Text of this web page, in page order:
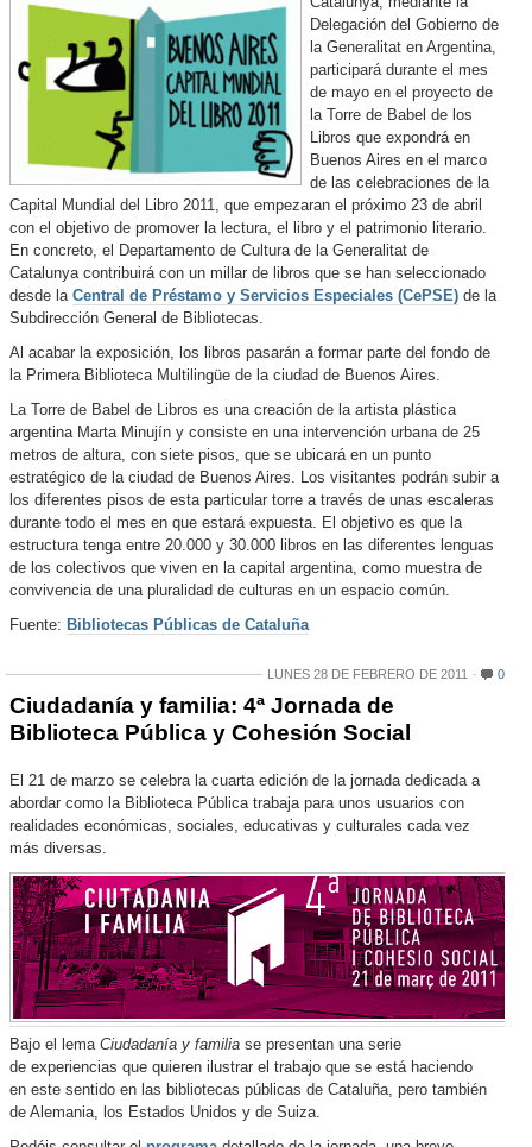
Delegación del Gobierno de
la Generalitat en Argentina,
participará durante el mes
de mayo en el proyecto de
la Torre de Babel de los
Libros que expondrá en
Buenos Aires en el marco
de las celebraciones de la
Capital Mundial del Libro 2011, que empezaran el próximo 23 de abril
con el objetivo de promover la lectura, el libro y el patrimonio literario.
En concreto, el Departamento de Cultura de la Generalitat de
Catalunya contribuirá con un millar de libros que se han seleccionado
desde la Central de Préstamo y Servicios Especiales (CePSE) de la
Subdirección General de Bibliotecas.
Al acabar la exposición, los libros pasarán a formar parte del fondo de
la Primera Biblioteca Multilingüe de la ciudad de Buenos Aires.
La Torre de Babel de Libros es una creación de la artista plástica
argentina Marta Minujín y consiste en una intervención urbana de 25
metros de altura, con siete pisos, que se ubicará en un punto
estratégico de la ciudad de Buenos Aires. Los visitantes podrán subir a
los diferentes pisos de esta particular torre a través de unas escaleras
durante todo el mes en que estará expuesta. El objetivo es que la
estructura tenga entre 20.000 y 30.000 libros en las diferentes lenguas
de los colectivos que viven en la capital argentina, como muestra de
convivencia de una pluralidad de culturas en un espacio común.
Fuente: Bibliotecas Públicas de Cataluña
LUNES 28 DE FEBRERO DE 2011 0
Ciudadanía y familia: 4ª Jornada de
Biblioteca Pública y Cohesión Social
El 21 de marzo se celebra la cuarta edición de la jornada dedicada a
abordar como la Biblioteca Pública trabaja para unos usuarios con
realidades económicas, sociales, educativas y culturales cada vez
más diversas.
Bajo el lema Ciudadanía y familia se presentan una serie
de experiencias que quieren ilustrar el trabajo que se está haciendo
en este sentido en las bibliotecas públicas de Cataluña, pero también
de Alemania, los Estados Unidos y de Suiza.